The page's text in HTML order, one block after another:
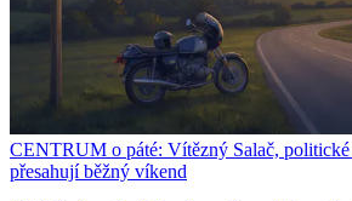
CENTRUM o páté: Vítězný Salač, politické
přesahují běžný víkend